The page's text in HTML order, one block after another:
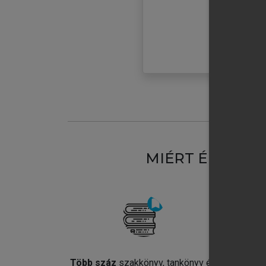
MIÉRT
Több száz szakkönyv, tankönyv és